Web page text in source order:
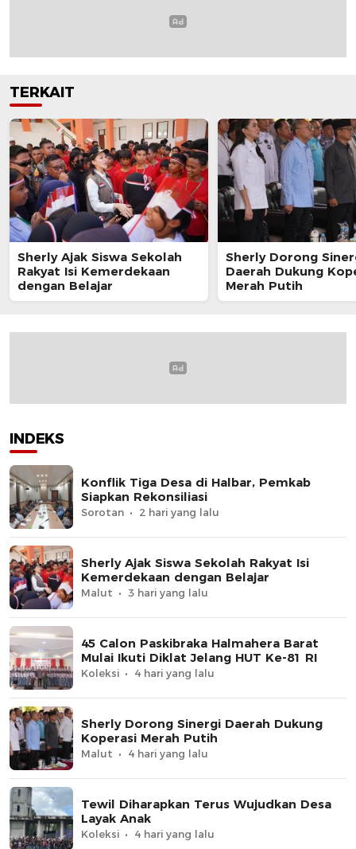
TERKAIT
Sherly Ajak Siswa Sekolah
Rakyat Isi Kemerdekaan
dengan Belajar
Sherly Dorong
Daerah Dukung
Merah Putih
INDEKS
Konflik Tiga Desa di Halbar, Pemkab
Siapkan Rekonsiliasi
Sorotan 2 hari yang lalu
Sherly Ajak Siswa Sekolah Rakyat Isi
Kemerdekaan dengan Belajar
Malut 3 hari yang lalu
45 Calon Paskibraka Halmahera Barat
Mulai Ikuti Diklat Jelang HUT Ke-81 RI
Koleksi 4 hari yang lalu
Sherly Dorong Sinergi Daerah Dukung
Koperasi Merah Putih
Malut 4 hari yang lalu
Tewil Diharapkan Terus Wujudkan Desa
Layak Anak
Koleksi 4 hari yang lalu